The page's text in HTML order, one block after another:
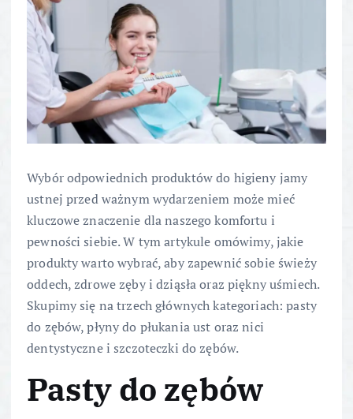
Wybór odpowiednich produktów do higieny jamy
ustnej przed ważnym wydarzeniem może mieć
kluczowe znaczenie dla naszego komfortu i
pewności siebie. W tym artykule omówimy, jakie
produkty warto wybrać, aby zapewnić sobie świeży
oddech, zdrowe zęby i dziąsła oraz piękny uśmiech.
Skupimy się na trzech głównych kategoriach: pasty
do zębów, płyny do płukania ust oraz nici
dentystyczne i szczoteczki do zębów.
Pasty do zębów